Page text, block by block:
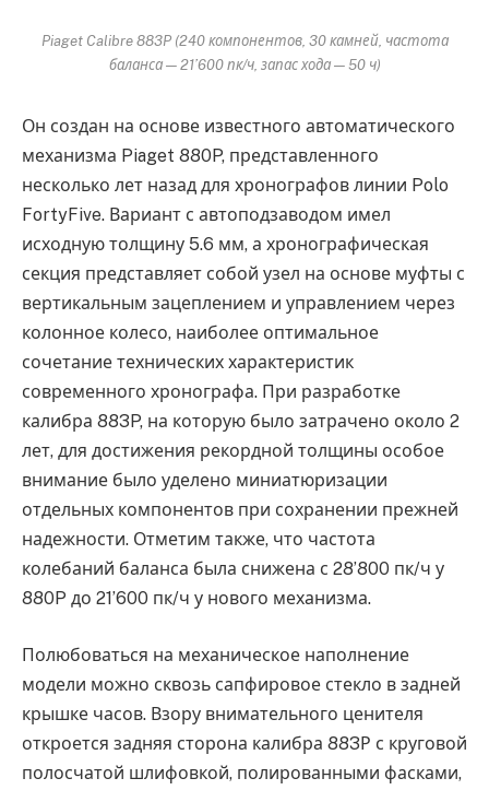
Piaget Calibre 883P (240 компонентов, 30 камней, частота
баланса — 21’600 пк/ч, запас хода — 50 ч)
Он создан на основе известного автоматического
механизма Piaget 880P, представленного
несколько лет назад для хронографов линии Polo
FortyFive. Вариант с автоподзаводом имел
исходную толщину 5.6 мм, а хронографическая
секция представляет собой узел на основе муфты с
вертикальным зацеплением и управлением через
колонное колесо, наиболее оптимальное
сочетание технических характеристик
современного хронографа. При разработке
калибра 883P, на которую было затрачено около 2
лет, для достижения рекордной толщины особое
внимание было уделено миниатюризации
отдельных компонентов при сохранении прежней
надежности. Отметим также, что частота
колебаний баланса была снижена с 28’800 пк/ч у
880P до 21’600 пк/ч у нового механизма.
Полюбоваться на механическое наполнение
модели можно сквозь сапфировое стекло в задней
крышке часов. Взору внимательного ценителя
откроется задняя сторона калибра 883Р с круговой
полосчатой шлифовкой, полированными фасками,